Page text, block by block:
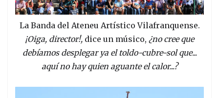
La Banda del Ateneu Artístico Vilafranquense.
¡Oiga, director!, dice un músico, ¿no cree que
debíamos desplegar ya el toldo-cubre-sol que...
aquí no hay quien aguante el calor...?